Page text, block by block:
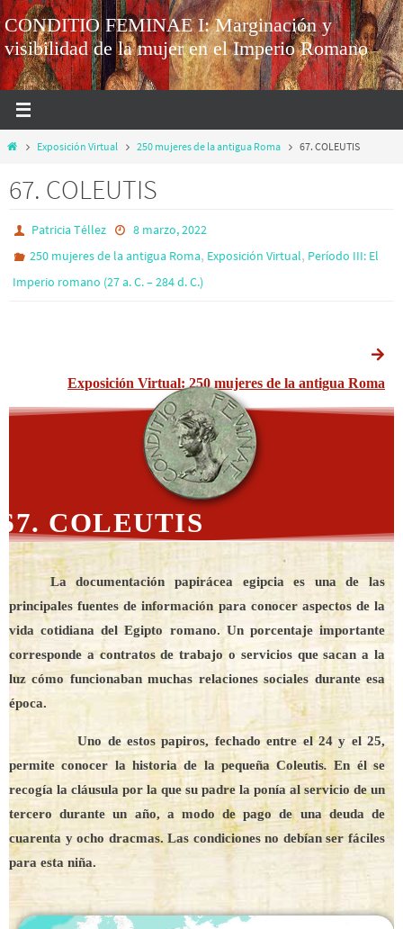
CONDITIO FEMINAE I: Marginación y
visibilidad de la mujer en el Imperio Romano
Exposición Virtual 250 mujeres de la antigua Roma 67. COLEUTIS
67. COLEUTIS
Patricia Téllez
8 marzo, 2022
250 mujeres de la antigua Roma, Exposición Virtual, Período III: El
Imperio romano (27 a. C. – 284 d. C.)
Exposición Virtual: 250 mujeres de la antigua Roma
67. COLEUTIS
La documentación papirácea egipcia es una de las
principales fuentes de información para conocer aspectos de la
vida cotidiana del Egipto romano. Un porcentaje importante
corresponde a contratos de trabajo o servicios que sacan a la
luz cómo funcionaban muchas relaciones sociales durante esa
época.
Uno de estos papiros, fechado entre el 24 y el 25,
permite conocer la historia de la pequeña Coleutis.En él se
recogía la cláusula por la que su padre la ponía al servicio de un
tercero durante un año, a modo de pago de una deuda de
cuarenta y ocho dracmas. Las condiciones no debían ser fáciles
para esta niña.